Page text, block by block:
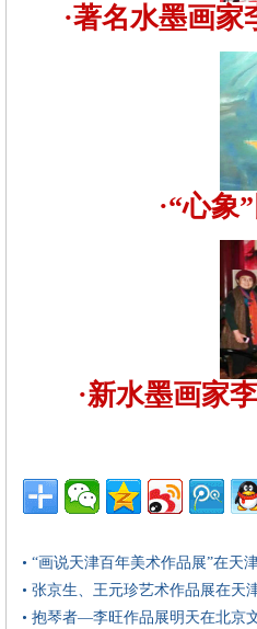
·著名水墨画
·“心象
·新水墨画家
• “画说天津百年美术作品展”在天
• 张京生、王元珍艺术作品展在天
• 抱琴者—李旺作品展明天在北京